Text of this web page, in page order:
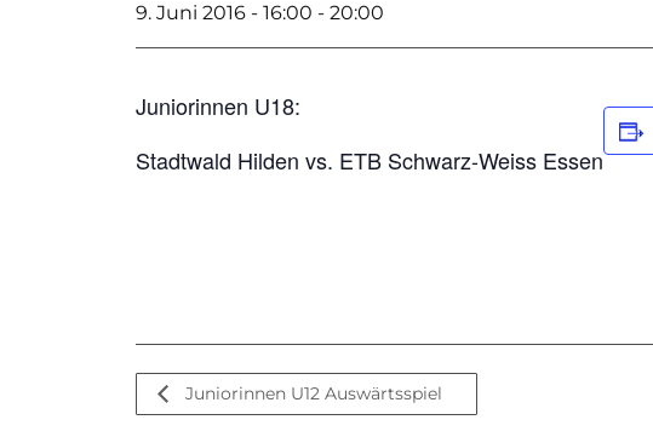
9. Juni 2016 - 16:00 - 20:00
Juniorinnen U18:
Stadtwald Hilden vs. ETB Schwarz-Weiss Essen
Juniorinnen U12 Auswärtsspiel